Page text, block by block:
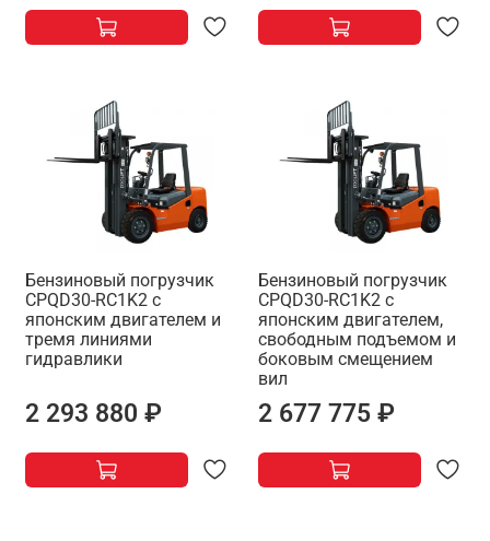
Бензиновый погрузчик
CPQD30-RC1K2 с
японским двигателем и
тремя линиями
гидравлики
2 293 880 ₽
Бензиновый погрузчик
CPQD30-RC1K2 с
японским двигателем,
свободным подъемом и
боковым смещением
вил
2 677 775 ₽